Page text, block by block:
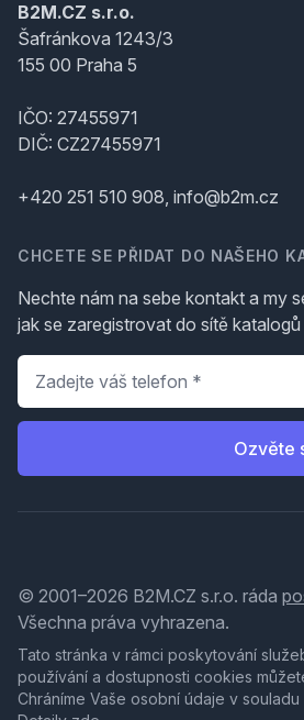
B2M.CZ s.r.o.
Šafránkova 1243/3
155 00 Praha 5
IČO: 27455971
DIČ: CZ27455971
+420 251 510 908, info@b2m.cz
CHCETE SE PŘIDAT DO NAŠEHO
Nechte nám na sebe kontakt a my
jak se zaregistrovat do sítě katalogů
Telefon
Ozvěte
© 2001–2026 B2M.CZ s.r.o. ráda
Všechna práva vyhrazena.
Tato stránka v rámci poskytování
používání a dostupnosti cookies
Chráníme Vaše osobní údaje v